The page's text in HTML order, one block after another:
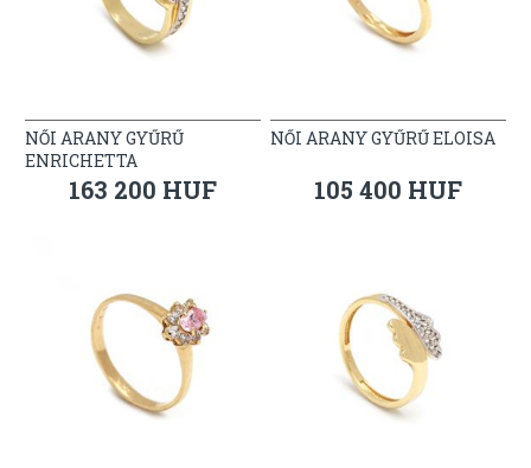
NŐI ARANY GYŰRŰ
ENRICHETTA
163 200 HUF
NŐI ARANY GYŰRŰ ELOISA
105 400 HUF